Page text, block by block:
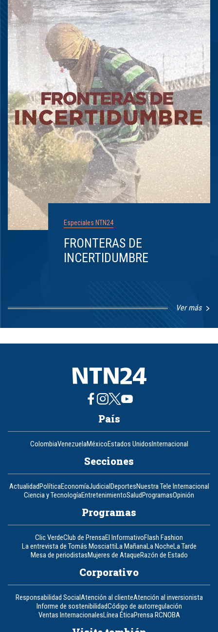
Especiales NTN24
FRONTERAS DE
INCERTIDUMBRE
Ver más
1
8
País
ColombiaVenezuelaMéxicoEstados Unidos Internacional
Secciones
Actualidad PolíticaEconomíaJudicial DeportesNuestra Tele Internacional
Ciencia y TecnologíaEntretenimientoSalud ProgramasOpinión
Programas
Clic VerdeClub de PrensaEl InformativoFlash Fashion
La entrevista de Tomás MosciattiLa MañanaLa NocheLa Tarde
Mesa de periodistasMujeres de AtaqueRazón de Estado
Corporativo
Responsabilidad SocialAtención al clienteAtención al inversionista
Informe de sostenibilidadCódigo de autorregulación
Ventas InternacionalesLínea ÉticaPrensa RCNOBA